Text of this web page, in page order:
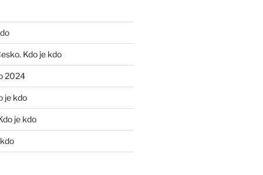
Kdo je kdo
2024
je kdo
je kdo